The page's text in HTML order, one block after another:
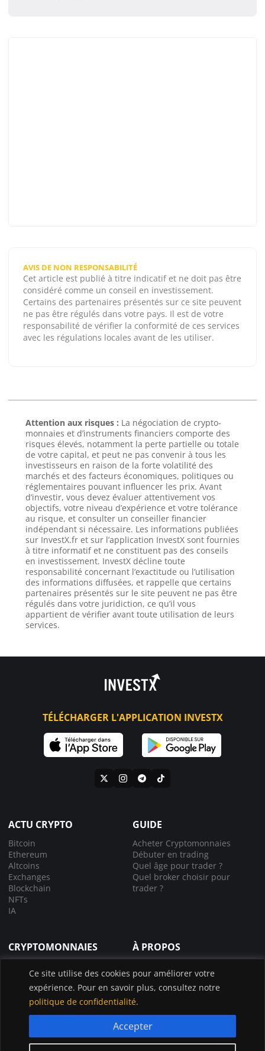
Ce site utilise des cookies pour améliorer votre
expérience. Pour en savoir plus, consultez notre
politique de confidentialité.
Accepter
AVIS DE NON RESPONSABILITÉ
Cet article est publié à titre indicatif et ne doit pas être
considéré comme un conseil en investissement.
Certains des partenaires présentés sur ce site peuvent
ne pas être régulés dans votre pays. Il est de votre
responsabilité de vérifier la conformité de ces services
avec les régulations locales avant de les utiliser.
Attention aux risques : La négociation de crypto-
monnaies et d’instruments financiers comporte des
risques élevés, notamment la perte partielle ou totale
de votre capital, et peut ne pas convenir à tous les
investisseurs en raison de la forte volatilité des
marchés et des facteurs économiques, politiques ou
réglementaires pouvant influencer les prix. Avant
d’investir, vous devez évaluer attentivement vos
objectifs, votre niveau d’expérience et votre tolérance
au risque, et consulter un conseiller financier
indépendant si nécessaire. Les informations publiées
sur InvestX.fr et sur l’application InvestX sont fournies
à titre informatif et ne constituent pas des conseils
en investissement. InvestX décline toute
responsabilité concernant l’exactitude ou l’utilisation
des informations diffusées, et rappelle que certains
partenaires présentés sur le site peuvent ne pas être
régulés dans votre juridiction, ce qu’il vous
appartient de vérifier avant toute utilisation de leurs
services.
TÉLÉCHARGER L'APPLICATION INVESTX
ACTU CRYPTO
Bitcoin
Ethereum
Altcoins
Exchanges
Blockchain
NFTs
IA
GUIDE
Acheter Cryptomonnaies
Débuter en trading
Quel âge pour trader ?
Quel broker choisir pour
trader ?
CRYPTOMONNAIES
Lexique crypto
Choisir le bon exchange
Canal liquidations crypto
À PROPOS
Nous contacter
Application InvestX
© InvestX 2025